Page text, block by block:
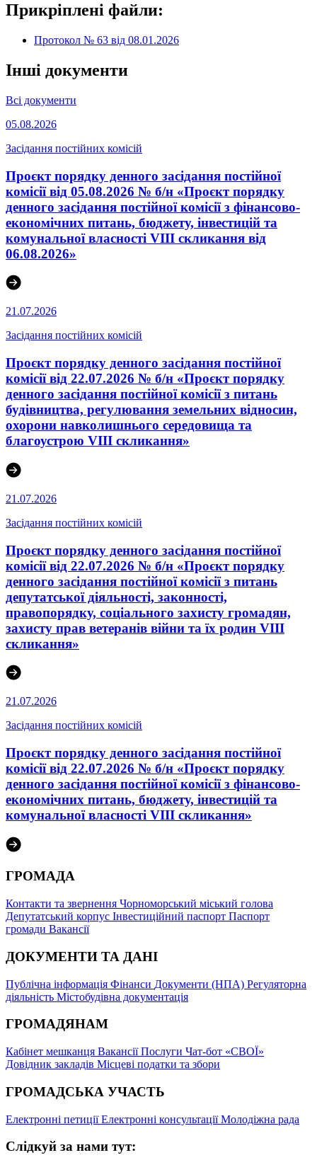
Прикріплені файли:
Протокол № 63 від 08.01.2026
Інші документи
Всі документи
05.08.2026
Засідання постійних комісій
Проєкт порядку денного засідання постійної
комісії від 05.08.2026 № б/н «Проєкт порядку
денного засідання постійної комісії з фінансово-
економічних питань, бюджету, інвестицій та
комунальної власності VІІІ скликання від
06.08.2026»
21.07.2026
Засідання постійних комісій
Проєкт порядку денного засідання постійної
комісії від 22.07.2026 № б/н «Проєкт порядку
денного засідання постійної комісії з питань
будівництва, регулювання земельних відносин,
охорони навколишнього середовища та
благоустрою VIII скликання»
21.07.2026
Засідання постійних комісій
Проєкт порядку денного засідання постійної
комісії від 22.07.2026 № б/н «Проєкт порядку
денного засідання постійної комісії з питань
депутатської діяльності, законності,
правопорядку, соціального захисту громадян,
захисту прав ветеранів війни та їх родин VІІІ
скликання»
21.07.2026
Засідання постійних комісій
Проєкт порядку денного засідання постійної
комісії від 22.07.2026 № б/н «Проєкт порядку
денного засідання постійної комісії з фінансово-
економічних питань, бюджету, інвестицій та
комунальної власності VІІІ скликання»
ГРОМАДА
Контакти та звернення Чорноморський міський голова
Депутатський корпус Інвестиційний паспорт Паспорт
громади Вакансії
ДОКУМЕНТИ ТА ДАНІ
Публічна інформація Фінанси Документи (НПА) Регуляторна
діяльність Містобудівна документація
ГРОМАДЯНАМ
Кабінет мешканця ВакансіїПослуги Чат-бот «СВОЇ»
Довідник закладів Місцеві податки та збори
ГРОМАДСЬКА УЧАСТЬ
Електронні петиціїЕлектронні консультаціїМолодіжна рада
Слідкуй за нами тут: